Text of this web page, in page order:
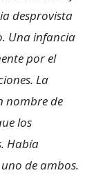
desprovista
Una infancia
por el
La
nombre de
los
Había
de ambos.